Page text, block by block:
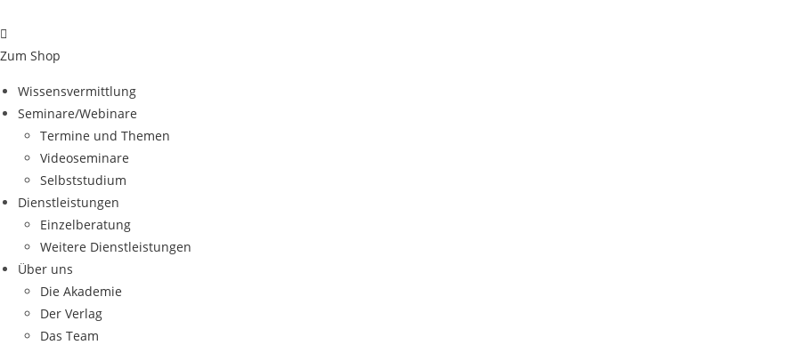
Inhalt
springen
Zum Shop
Wissensvermittlung
Seminare/Webinare
Termine und Themen
Videoseminare
Selbststudium
Dienstleistungen
Einzelberatung
Weitere Dienstleistungen
Über uns
Die Akademie
Der Verlag
Das Team